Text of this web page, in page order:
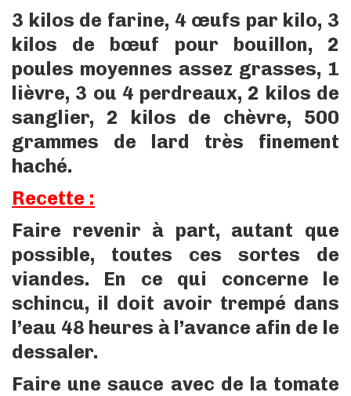
3 kilos de farine, 4 œufs par kilo, 3
kilos de bœuf pour bouillon, 2
poules moyennes assez grasses, 1
lièvre, 3 ou 4 perdreaux, 2 kilos de
sanglier, 2 kilos de chèvre, 500
grammes de lard très finement
haché.
Recette :
Faire revenir à part, autant que
possible, toutes ces sortes de
viandes. En ce qui concerne le
schincu, il doit avoir trempé dans
l’eau 48 heures à l’avance afin de le
dessaler.
Faire une sauce avec de la tomate